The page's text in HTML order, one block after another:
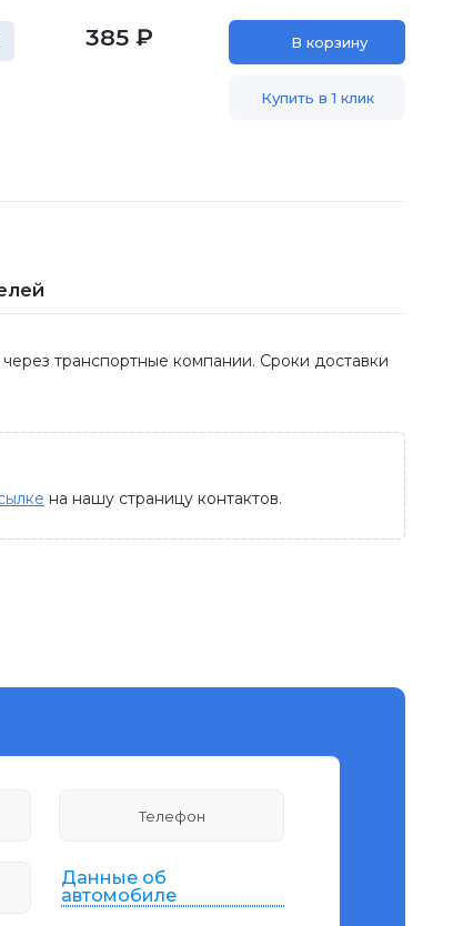
385 ₽ В корзину
Купить в 1 клик
транспортные компании. Сроки доставки
на нашу страницу контактов.
Данные об
автомобиле